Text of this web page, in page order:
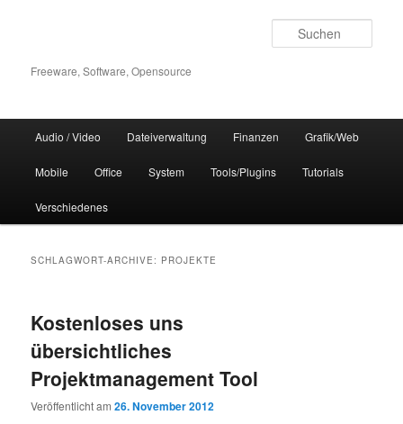
wechselnFreeware, Software, Opensource
Audio / Video Dateiverwaltung Finanzen Grafik/Web
Mobile Office System Tools/Plugins Tutorials
Verschiedenes
SCHLAGWORT-ARCHIVE: PROJEKTE
Kostenloses uns
übersichtliches
Projektmanagement Tool
Veröffentlicht am26. November 2012